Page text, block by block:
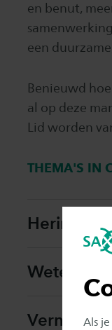
Als
en benut,
een
Benieuwd
al op deze
Lid worden
THEMA'S IN